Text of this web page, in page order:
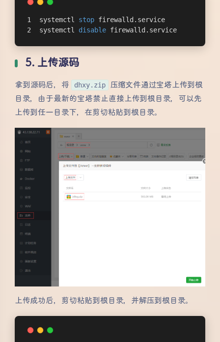
systemctl stop firewalld.service
systemctl disable firewalld.service
5. 上传源码
拿到源码后，将 dhxy.zip
压缩文件通过宝塔上传到根
目录，由于最新的宝塔禁止直接上传到根目录，可以先
上传到任一目录下，在剪切粘贴到根目录。
上传成功后，剪切粘贴到根目录，并解压到根目录。